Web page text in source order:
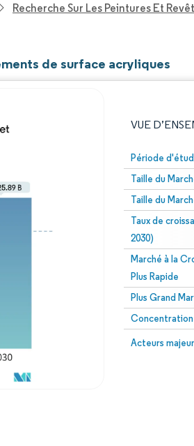
Recherche Sur Les Peintures Et
de surface acryliques
VUE
Période
Taille du
Taille du
Taux de
2030)
Marché à la
Plus Rapide
Plus Grand
Concentration
Acteurs
Image © Mordor
Intelligence. La réutilisation nécessite une attribution